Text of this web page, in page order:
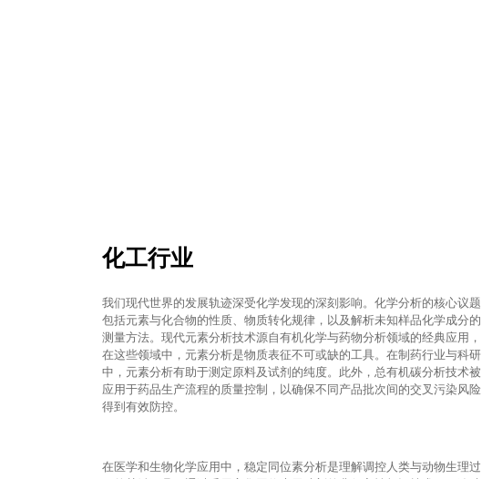
化工行业
我们现代世界的发展轨迹深受化学发现的深刻影响。化学分析的核心议题
包括元素与化合物的性质、物质转化规律，以及解析未知样品化学成分的
测量方法。现代元素分析技术源自有机化学与药物分析领域的经典应用，
在这些领域中，元素分析是物质表征不可或缺的工具。在制药行业与科研
中，元素分析有助于测定原料及试剂的纯度。此外，总有机碳分析技术被
应用于药品生产流程的质量控制，以确保不同产品批次间的交叉污染风险
得到有效防控。
在医学和生物化学应用中，稳定同位素分析是理解调控人类与动物生理过